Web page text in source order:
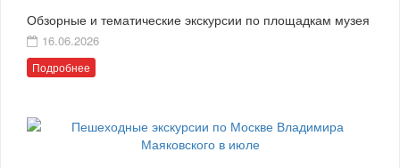
Обзорные и тематические экскурсии по площадкам музея
16.06.2026
Подробнее